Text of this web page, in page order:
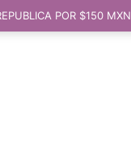
POR $150 MXN